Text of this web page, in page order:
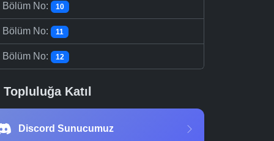
Bölüm No: 10
Bölüm No: 11
Bölüm No: 12
Topluluğa Katıl
Discord Sunucumuz